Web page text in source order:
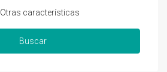
Otras características
Buscar